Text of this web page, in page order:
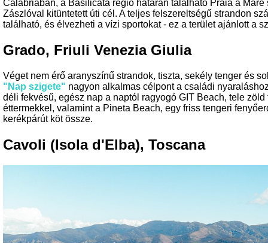
Calabriában, a Basilicata régió határán található Praia a
Zászlóval kitüntetett úti cél. A teljes felszereltségű strandon
található, és élvezheti a vízi sportokat - ez a terület ajánlott a
Grado, Friuli Venezia Giulia
Véget nem érő aranyszínű strandok, tiszta, sekély tenger és
"Nap szigete" nagyon alkalmas célpont a családi
déli fekvésű, egész nap a naptól ragyogó GIT Beach, tele
éttermekkel, valamint a Pineta Beach, egy friss tengeri
kerékpárút köt össze.
Cavoli (Isola d'Elba), Toscana